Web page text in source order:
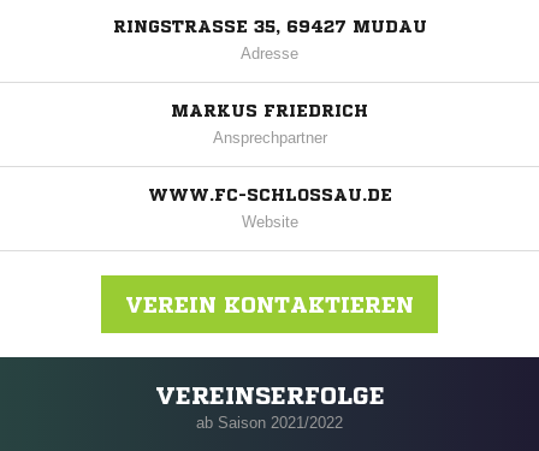
RINGSTRASSE 35, 69427 MUDAU
Adresse
MARKUS FRIEDRICH
Ansprechpartner
WWW.FC-SCHLOSSAU.DE
Website
VEREIN KONTAKTIEREN
Nachricht an FC Blau-Weiß Schoßau
VEREINSERFOLGE
ab Saison 2021/2022